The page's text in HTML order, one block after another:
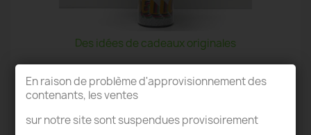
Des idées de cadeaux originales
En raison de problème d'approvisionnement des
contenants, les ventes
sur notre site sont suspendues provisoirement